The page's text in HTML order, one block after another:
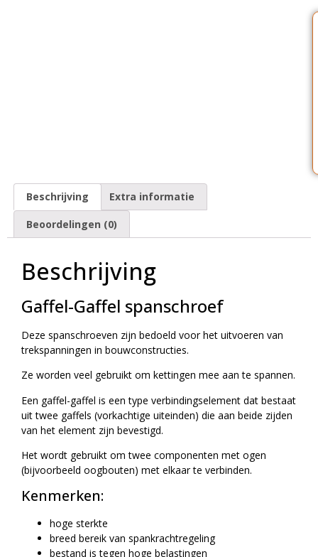
Beschrijving Extra informatie
Beoordelingen (0)
Beschrijving
Gaffel-Gaffel spanschroef
Deze spanschroeven zijn bedoeld voor het uitvoeren van
trekspanningen in bouwconstructies.
Ze worden veel gebruikt om kettingen mee aan te spannen.
Een gaffel-gaffel is een type verbindingselement dat bestaat
uit twee gaffels (vorkachtige uiteinden) die aan beide zijden
van het element zijn bevestigd.
Het wordt gebruikt om twee componenten met ogen
(bijvoorbeeld oogbouten) met elkaar te verbinden.
Kenmerken:
hoge sterkte
breed bereik van spankrachtregeling
bestand is tegen hoge belastingen